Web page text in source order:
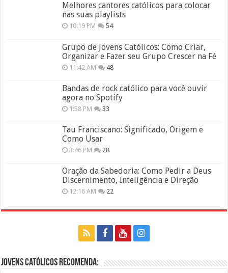
Melhores cantores católicos para colocar
nas suas playlists
10:19 PM 54
Grupo de Jovens Católicos: Como Criar,
Organizar e Fazer seu Grupo Crescer na Fé
11:42 AM 48
Bandas de rock católico para você ouvir
agora no Spotify
1:58 PM 33
Tau Franciscano: Significado, Origem e
Como Usar
3:46 PM 28
Oração da Sabedoria: Como Pedir a Deus
Discernimento, Inteligência e Direção
12:16 AM 22
Jovens Católicos Recomenda: